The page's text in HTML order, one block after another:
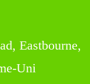
Eastbourne,
Uni